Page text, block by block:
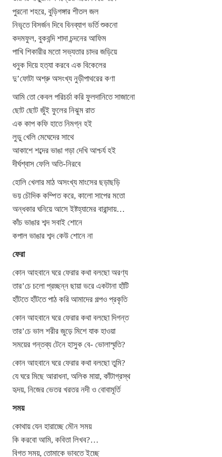
পুরনো শহরে, বুড়িগঙ্গার শীতল জল
নিভৃতে বিসর্জন দিবে বিনব্যাগ ভর্তি শুকনো
কদমফুল, বুকবন্দি শাদা চন্দনের আফিম
পাখি শিকারীর মতো সভ্যতার চাদর জড়িয়ে
ধনুক দিয়ে হত্যা করবে এক বিকেলের
দু’ফোটা অশ্রু অসংখ্য নুড়ীপাথরের কণা
আমি তো কেবল পরিচর্চা করি ফুলদানিতে সাজানো
ছোট ছোট জুঁই ফুলের নিঝুম রাত
এক কাপ কফি হাতে নিমগ্ন হই
লুডু খেলি মেঘেদের সাথে
আকাশে শব্দের ভাঙা গড়া দেখি আশ্চর্য হই
দীর্ঘশ্বাস ফেলি অতি-নিরবে
হোলি খেলার মাঠ অসংখ্য মাংসের ছড়াছড়ি
ভয় চৌদিক কম্পিত করে, কালো সাপের মতো
অন্ধকার ঘনিয়ে আসে ইষ্টহ্যামের বারান্দায়…
কাঁচ ভাঙার শব্দ সবাই শোনে
কপাল ভাঙার শব্দ কেউ শোনে না
ফেরা
কোন আহবানে ঘরে ফেরার কথা বলছো অরণ্য
তার’চে চলো প্রচ্ছন্ন ছায়া ভরে একটানা হাঁটি
হাঁটতে হাঁটতে পাঠ করি আমাদের গল্পও প্রকৃতি
কোন আহবানে ঘরে ফেরার কথা বলছো দিগন্ত
তার’চে ভাল শরীর জুড়ে মিশে যাক হাওয়া
সময়ের গন্তব্য টেনে হাসুক বে- ভোলাস্মৃতি?
কোন আহবানে ঘরে ফেরার কথা বলছো তুমি?
যে ঘরে মিছে আরাধনা, অলিক মায়া, কাঁটাগ্রস্থ
হৃদয়, নিজের ভেতর খরতর নদী ও বোবামূর্তি
সময়
কোথায় যেন হারাচ্ছে মৌন সময়
কি করবো আমি, কবিতা লিখব?…
বিগত সময়, তোমাকে ভাবতে ইচ্ছে